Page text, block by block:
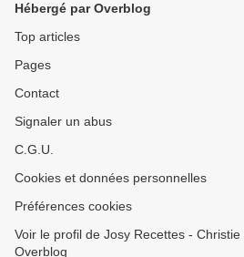
Hébergé par Overblog
Top articles
Pages
Contact
Signaler un abus
C.G.U.
Cookies et données personnelles
Préférences cookies
Voir le profil de Josy Recettes -
Overblog